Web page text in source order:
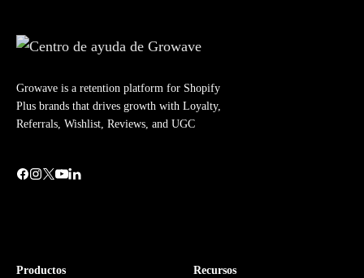
Growave is a retention platform for Shopify
Plus brands that drives growth with Loyalty,
Referrals, Wishlist, Reviews, and UGC
Productos Recursos